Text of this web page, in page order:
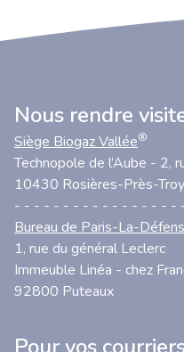
Nous rendre
Siège Biogaz Vallée®
Technopole de l’Aube - 2,
10430 Rosières-Près-
- - - - - - - - - - - - - - - - -
Bureau de Paris-La-
1, rue du général Leclerc
Immeuble Linéa - chez
92800 Puteaux